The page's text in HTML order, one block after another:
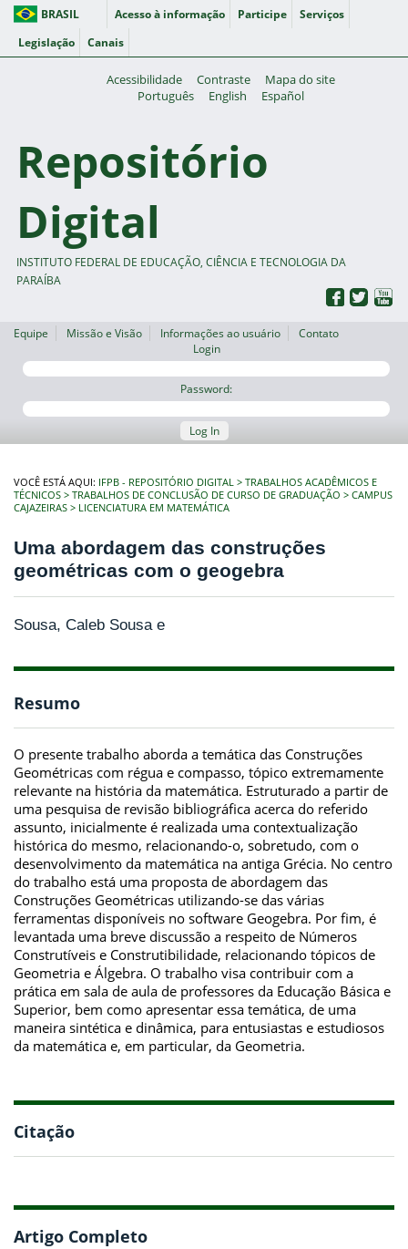
BRASIL Acesso à informação Participe
Serviços
Legislação
Canais
Acessibilidade Contraste
Mapa do site
Português
English Español
Repositório
Digital
INSTITUTO FEDERAL DE EDUCAÇÃO, CIÊNCIA E TECNOLOGIA DA
PARAÍBA
Equipe Missão e Visão Informações ao usuário
Contato
Login
Password:
Log In
VOCÊ ESTÁ AQUI: IFPB - REPOSITÓRIO DIGITAL
TRABALHOS ACADÊMICOS E
TÉCNICOS
TRABALHOS DE CONCLUSÃO DE CURSO DE GRADUAÇÃO
CAMPUS
CAJAZEIRAS
LICENCIATURA EM MATEMÁTICA
Uma abordagem das construções
geométricas com o geogebra
Sousa, Caleb Sousa e
Resumo
O presente trabalho aborda a temática das Construções
Geométricas com régua e compasso, tópico extremamente
relevante na história da matemática. Estruturado a partir de
uma pesquisa de revisão bibliográfica acerca do referido
assunto, inicialmente é realizada uma contextualização
histórica do mesmo, relacionando-o, sobretudo, com o
desenvolvimento da matemática na antiga Grécia. No centro
do trabalho está uma proposta de abordagem das
Construções Geométricas utilizando-se das várias
ferramentas disponíveis no software Geogebra. Por fim, é
levantada uma breve discussão a respeito de Números
Construtíveis e Construtibilidade, relacionando tópicos de
Geometria e Álgebra. O trabalho visa contribuir com a
prática em sala de aula de professores da Educação Básica e
Superior, bem como apresentar essa temática, de uma
maneira sintética e dinâmica, para entusiastas e estudiosos
da matemática e, em particular, da Geometria.
Citação
Artigo Completo